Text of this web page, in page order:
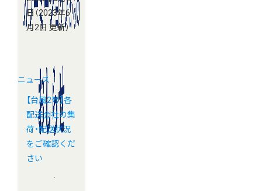
日 （2023年6
月2日 更新）
ニュース
【台風2号】各
配送会社の集
荷・配送状況
をご確認くだ
さい